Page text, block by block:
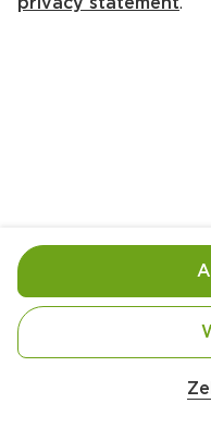
Gebruik- en
Gekoeld bewaren